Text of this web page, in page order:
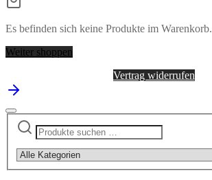
Es befinden sich keine Produkte im Warenkorb.
Weiter shoppen
Vertrag widerrufen
Suchen
nach:
category: